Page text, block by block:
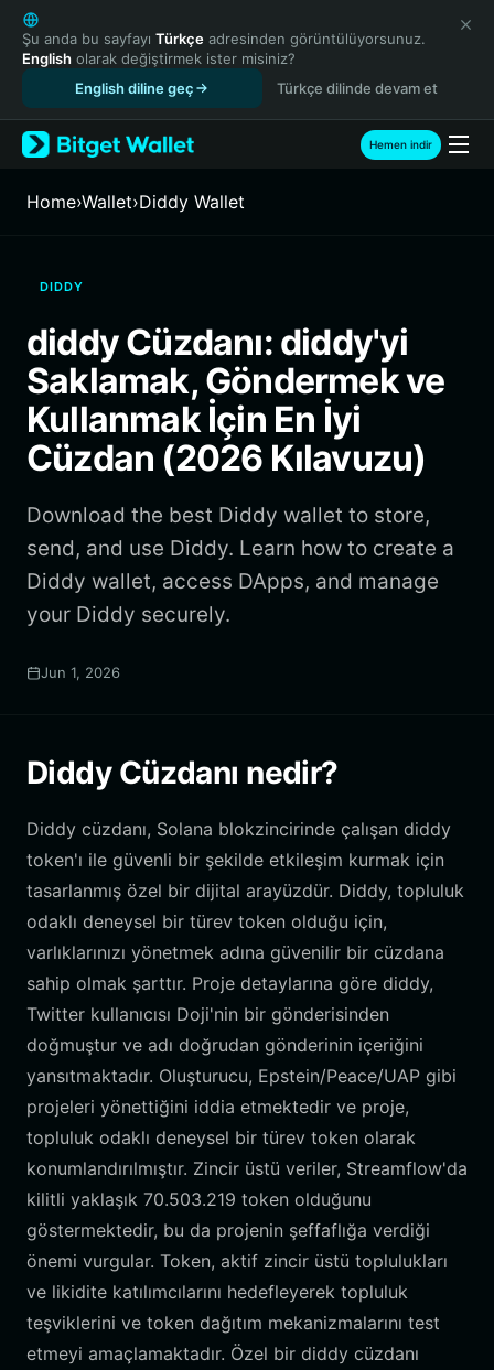
English
日本語
Tiếng Việt
Español (Latinoamérica)
Türkçe
Français
繁體中文
Bahasa Indonesia
ภาษาไทย
हिन्दी
Español
Português (Brasil)
Şu anda bu sayfayı Türkçe adresinden görüntülüyorsunuz.
English olarak değiştirmek ister misiniz?
English diline geç
Türkçe dilinde devam et
Hemen indir
Home›Wallet›Diddy Wallet
DIDDY
diddy Cüzdanı: diddy'yi
Saklamak, Göndermek ve
Kullanmak İçin En İyi
Cüzdan (2026 Kılavuzu)
Download the best Diddy wallet to store,
send, and use Diddy. Learn how to create a
Diddy wallet, access DApps, and manage
your Diddy securely.
Jun 1, 2026
Diddy Cüzdanı nedir?
Diddy cüzdanı, Solana blokzincirinde çalışan diddy
token'ı ile güvenli bir şekilde etkileşim kurmak için
tasarlanmış özel bir dijital arayüzdür. Diddy, topluluk
odaklı deneysel bir türev token olduğu için,
varlıklarınızı yönetmek adına güvenilir bir cüzdana
sahip olmak şarttır. Proje detaylarına göre diddy,
Twitter kullanıcısı Doji'nin bir gönderisinden
doğmuştur ve adı doğrudan gönderinin içeriğini
yansıtmaktadır. Oluşturucu, Epstein/Peace/UAP gibi
projeleri yönettiğini iddia etmektedir ve proje,
topluluk odaklı deneysel bir türev token olarak
konumlandırılmıştır. Zincir üstü veriler, Streamflow'da
kilitli yaklaşık 70.503.219 token olduğunu
göstermektedir, bu da projenin şeffaflığa verdiği
önemi vurgular. Token, aktif zincir üstü toplulukları
ve likidite katılımcılarını hedefleyerek topluluk
teşviklerini ve token dağıtım mekanizmalarını test
etmeyi amaçlamaktadır. Özel bir diddy cüzdanı